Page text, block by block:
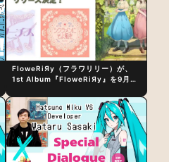
FloweRiЯy（フラワリリー）が、
1st Album『FloweRiЯy』を9月23